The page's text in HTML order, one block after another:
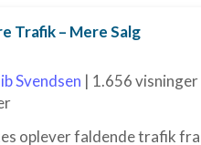
Trafik – Mere Salg
Svendsen | 1.656 visninger
oplever faldende trafik fra
baseret på aktivt